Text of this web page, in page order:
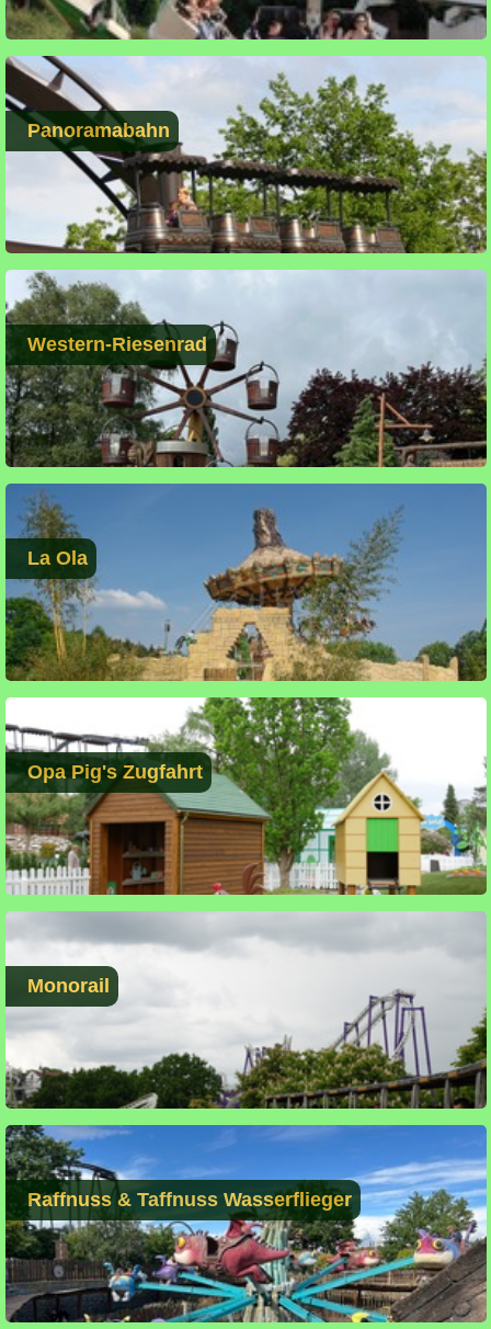
Panoramabahn
Western-Riesenrad
La Ola
Opa Pig's Zugfahrt
Monorail
Raffnuss & Taffnuss Wasserflieger